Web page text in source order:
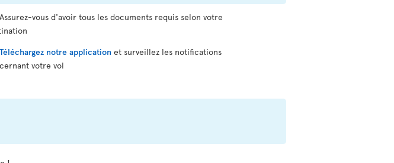
Assurez-vous d'avoir tous les documents requis selon votre
Téléchargez notre application et surveillez les notifications
votre vol